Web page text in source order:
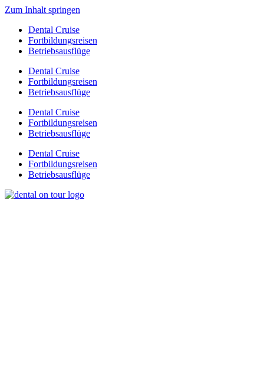
Zum Inhalt springen
Dental Cruise
Fortbildungsreisen
Betriebsausflüge
Dental Cruise
Fortbildungsreisen
Betriebsausflüge
Dental Cruise
Fortbildungsreisen
Betriebsausflüge
Dental Cruise
Fortbildungsreisen
Betriebsausflüge